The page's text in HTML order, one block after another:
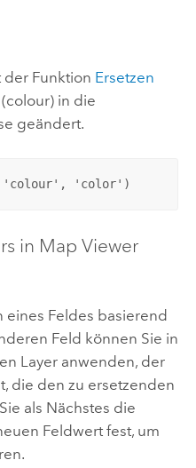
Funktion Ersetzen
in die
geändert.
'colour', 'color')
in Map Viewer
Feldes basierend
Feld können Sie in
Layer anwenden, der
die den zu ersetzenden
als Nächstes die
Feldwert fest, um